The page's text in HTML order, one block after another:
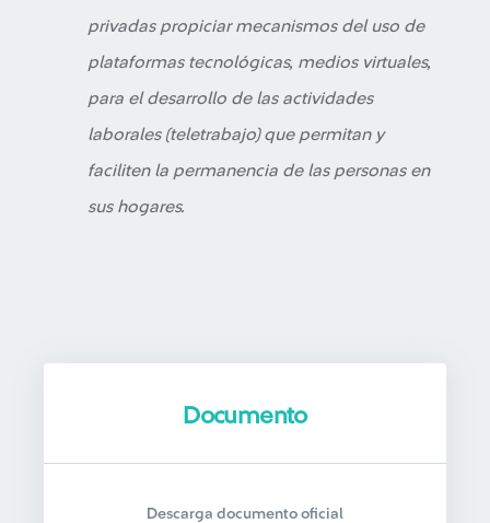
privadas propiciar mecanismos del uso de
plataformas tecnológicas, medios virtuales,
para el desarrollo de las actividades
laborales (teletrabajo) que permitan y
faciliten la permanencia de las personas en
sus hogares.
Documento
Descarga documento oficial